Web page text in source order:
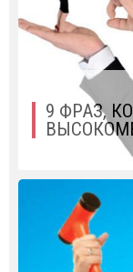
9 ФРАЗ,